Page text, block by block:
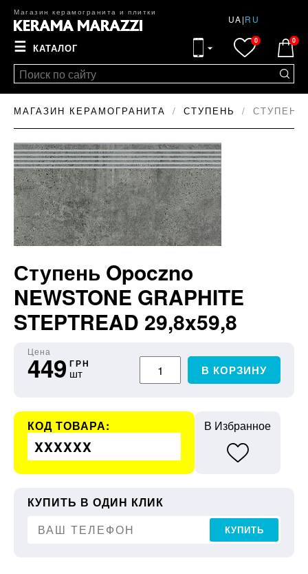
Магазин керамогранита и плитки
UA|RU
☰ КАТАЛОГ
0 0
МАГАЗИН КЕРАМОГРАНИТА СТУПЕНЬ СТУПЕНЬ
Ступень Opoczno
NEWSTONE GRAPHITE
STEPTREAD 29,8x59,8
Цена
449 ГРН
шт В КОРЗИНУ
КОД ТОВАРА:
XXXXXX
В Избранное
КУПИТЬ В ОДИН КЛИК
КУПИТЬ